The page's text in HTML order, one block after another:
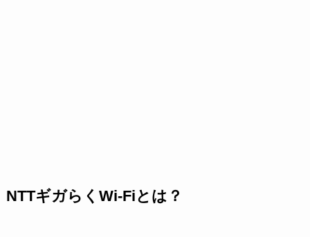
NTTギガらくWi-Fiとは？